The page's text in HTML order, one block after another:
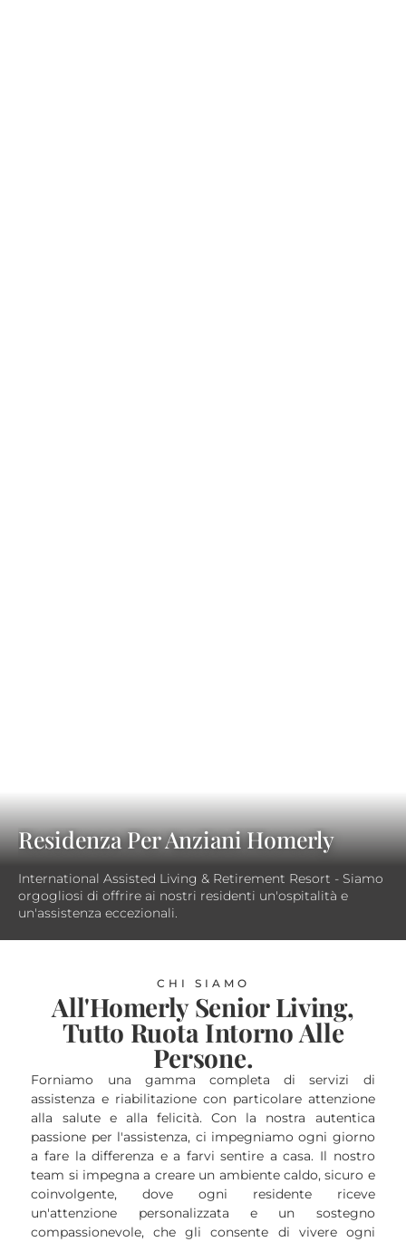
Residenza Per Anziani Homerly
International Assisted Living & Retirement Resort - Siamo
orgogliosi di offrire ai nostri residenti un'ospitalità e
un'assistenza eccezionali.
CHI SIAMO
All'Homerly Senior Living,
Tutto Ruota Intorno Alle
Persone.
Forniamo una gamma completa di servizi di
assistenza e riabilitazione con particolare attenzione
alla salute e alla felicità. Con la nostra autentica
passione per l'assistenza, ci impegniamo ogni giorno
a fare la differenza e a farvi sentire a casa. Il nostro
team si impegna a creare un ambiente caldo, sicuro e
coinvolgente, dove ogni residente riceve
un'attenzione personalizzata e un sostegno
compassionevole, che gli consente di vivere ogni